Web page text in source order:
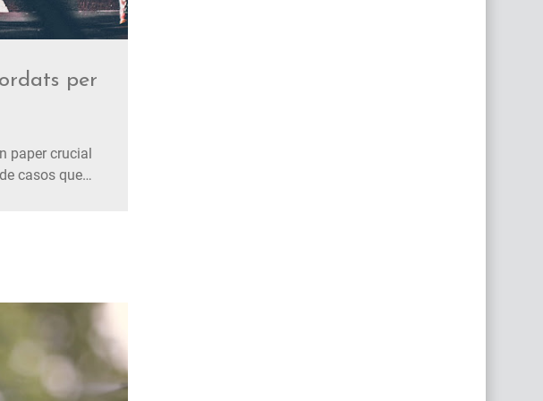
per
paper crucial
casos que